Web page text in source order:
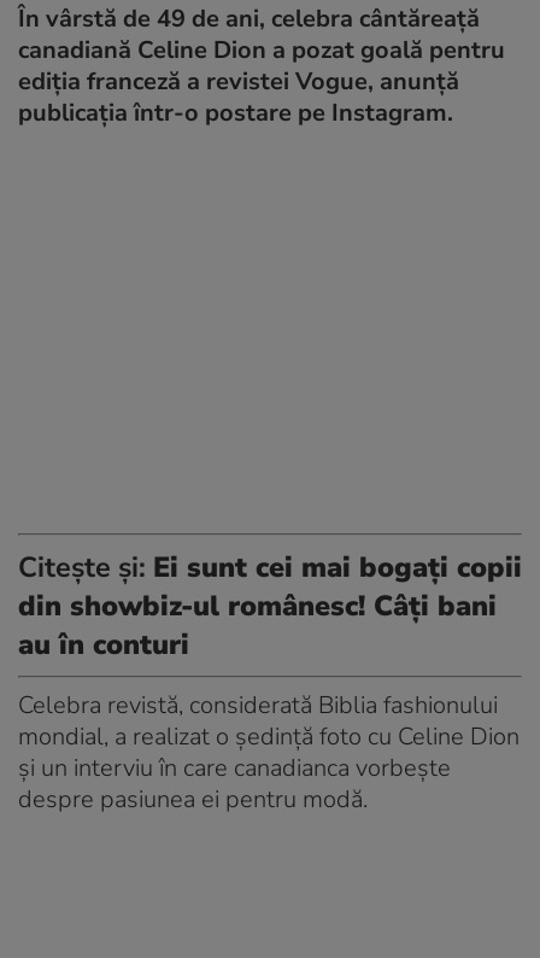
În vârstă de 49 de ani, celebra cântăreață
canadiană Celine Dion a pozat goală pentru
ediția franceză a revistei Vogue, anunță
publicația într-o postare pe Instagram.
Citește și: Ei sunt cei mai bogați copii
din showbiz-ul românesc! Câți bani
au în conturi
Celebra revistă, considerată Biblia fashionului
mondial, a realizat o ședință foto cu Celine Dion
și un interviu în care canadianca vorbește
despre pasiunea ei pentru modă.